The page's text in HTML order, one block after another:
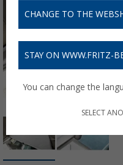
CHANGE TO THE
STAY ON WWW.FRITZ-
You can change the
SELECT